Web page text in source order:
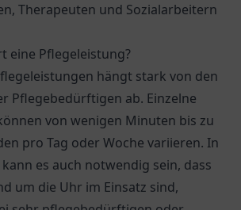
Therapeuten und Sozialarbeitern
eine Pflegeleistung?
hängt stark von den
Pflegebedürftigen ab. Einzelne
von wenigen Minuten bis zu
pro Tag oder Woche variieren. In
es auch notwendig sein, dass
um die Uhr im Einsatz sind,